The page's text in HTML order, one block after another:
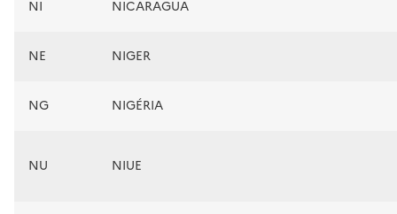
NI NICARAGUA
NE NIGER
NG NIGÉRIA
NU NIUE